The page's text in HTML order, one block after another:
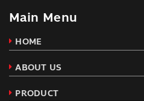
Main Menu
HOME
ABOUT US
PRODUCT